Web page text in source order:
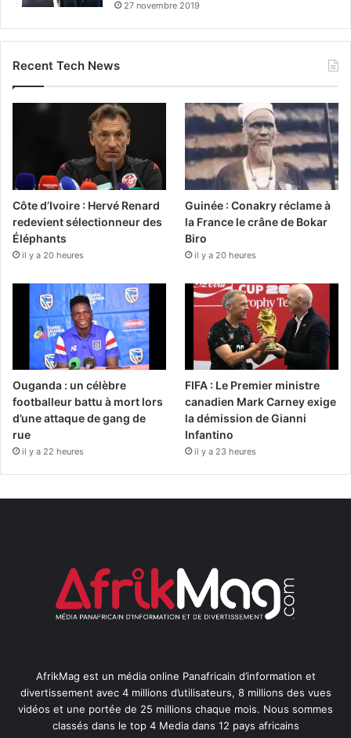
27 novembre 2019
Recent Tech News
Côte d’Ivoire : Hervé Renard
redevient sélectionneur des
Éléphants
il y a 20 heures
Guinée : Conakry réclame à
la France le crâne de Bokar
Biro
il y a 20 heures
Ouganda : un célèbre
footballeur battu à mort lors
d’une attaque de gang de
rue
il y a 22 heures
FIFA : Le Premier ministre
canadien Mark Carney exige
la démission de Gianni
Infantino
il y a 23 heures
AfrikMag est un média online Panafricain d’information et
divertissement avec 4 millions d’utilisateurs, 8 millions des vues
vidéos et une portée de 25 millions chaque mois. Nous sommes
classés dans le top 4 Media dans 12 pays africains